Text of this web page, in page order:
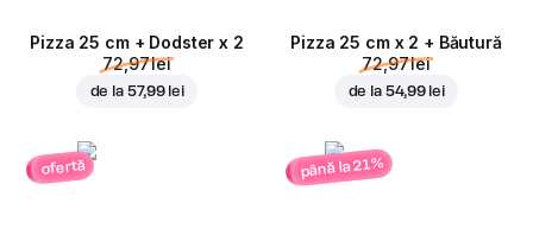
Pizza 25 cm + Dodster x 2
72,97 lei
de la 57,99 lei
Pizza 25 cm x 2 + Băutură
72,97 lei
de la 54,99 lei
ofertă până la 21%